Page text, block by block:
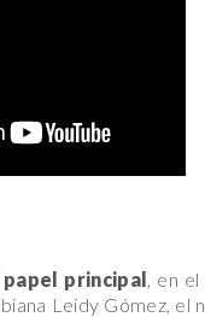
papel principal, en
Leidy Gómez,